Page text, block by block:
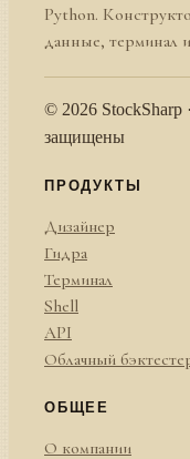
Python.
данные, терминал
© 2026 StockSharp
защищены
ПРОДУКТЫ
Дизайнер
Гидра
Терминал
Shell
API
Облачный
ОБЩЕЕ
О компании